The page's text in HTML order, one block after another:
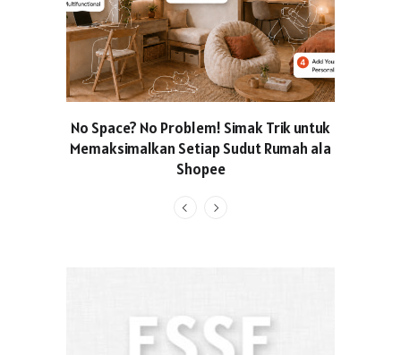
No Space? No Problem! Simak Trik untuk
Memaksimalkan Setiap Sudut Rumah ala
Shopee